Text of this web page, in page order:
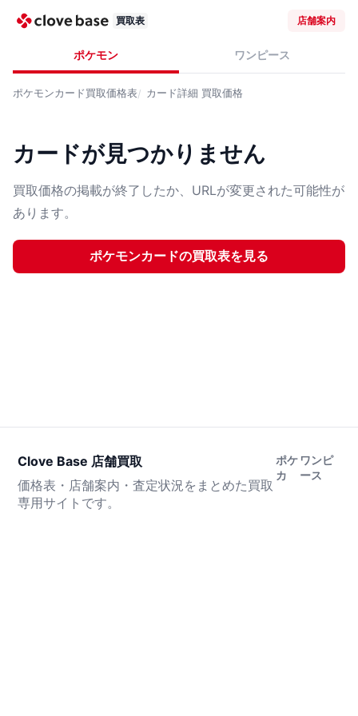
買取表 店舗案内
ポケモン ワンピース
ポケモンカード買取価格表 カード詳細 買取価格
カードが見つかりません
買取価格の掲載が終了したか、URLが変更された可能性が
あります。
ポケモンカードの買取表を見る
Clove Base 店舗買取
価格表・店舗案内・査定状況をまとめた買取
専用サイトです。
ポケ
カ
ワンピ
ース